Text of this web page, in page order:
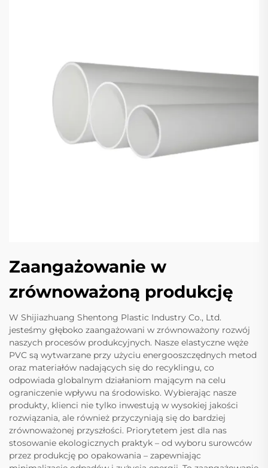
Zaangażowanie w
zrównoważoną produkcję
W Shijiazhuang Shentong Plastic Industry Co., Ltd.
jesteśmy głęboko zaangażowani w zrównoważony rozwój
naszych procesów produkcyjnych. Nasze elastyczne węże
PVC są wytwarzane przy użyciu energooszczędnych metod
oraz materiałów nadających się do recyklingu, co
odpowiada globalnym działaniom mającym na celu
ograniczenie wpływu na środowisko. Wybierając nasze
produkty, klienci nie tylko inwestują w wysokiej jakości
rozwiązania, ale również przyczyniają się do bardziej
zrównoważonej przyszłości. Priorytetem jest dla nas
stosowanie ekologicznych praktyk – od wyboru surowców
przez produkcję po opakowania – zapewniając